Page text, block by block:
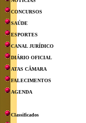
CONCURSOS
SAÚDE
ESPORTES
CANAL JURÍDICO
DIÁRIO OFICIAL
ATAS CÂMARA
FALECIMENTOS
AGENDA
Classificados